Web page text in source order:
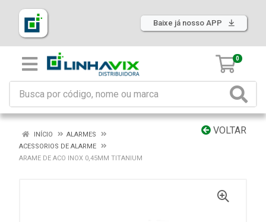
Baixe já nosso APP
0
VOLTAR
INÍCIO
ALARMES
ACESSORIOS DE ALARME
ARAME DE ACO INOX 0,45MM TITANIUM